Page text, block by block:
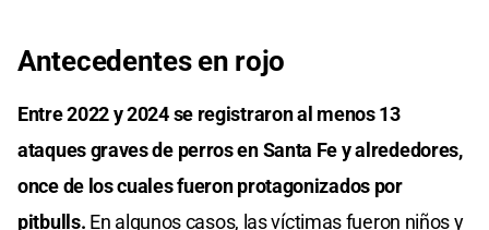
Antecedentes en rojo
Entre 2022 y 2024 se registraron al menos 13
ataques graves de perros en Santa Fe y alrededores,
once de los cuales fueron protagonizados por
pitbulls. En algunos casos, las víctimas fueron niños y